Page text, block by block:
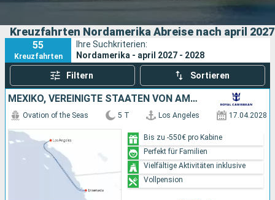
Suchen
Kreuzfahrten Nordamerika Abreise nach april 2027
55
Kreuzfahrten
Ihre Suchkriterien:
Nordamerika - april 2027 - 2028
Filtern Sortieren
MEXIKO, VEREINIGTE STAATEN VON AMERIKA
Ovation of the Seas 5 T Los Angeles 17.04.2028
Bis zu -550€ pro Kabine
Perfekt für Familien
Vielfältige Aktivitäten inklusive
Vollpension